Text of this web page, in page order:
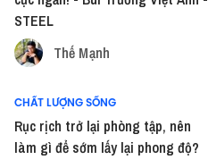
STEEL
Thế Mạnh
CHẤT LƯỢNG SỐNG
Rục rịch trở lại phòng tập, nên
làm gì để sớm lấy lại phong độ?